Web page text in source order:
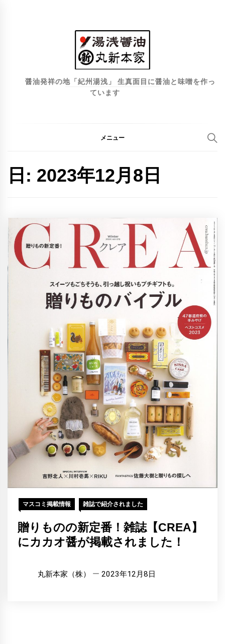
醤油発祥の地「紀州湯浅」 生真面目に醤油と味噌を作っ
ています
メニュー
日: 2023年12月8日
マスコミ掲載情報 雑誌で紹介されました
贈りものの新定番！雑誌【CREA】
にカカオ醤が掲載されました！
丸新本家（株） 2023年12月8日